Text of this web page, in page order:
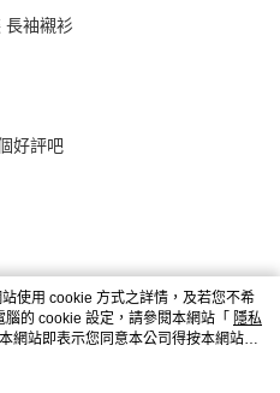
長袖襯衫
好評吧
使用 cookie 方式之詳情，及若您不希
的 cookie 設定，請參閱本網站「 隱私
網站即表示您同意本公司得按本網站使